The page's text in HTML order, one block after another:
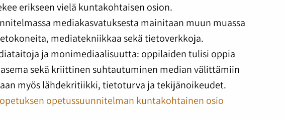
erikseen vielä kuntakohtaisen osion.
mediakasvatuksesta mainitaan muun muassa
mediatekniikkaa sekä tietoverkkoja.
ja monimediaalisuutta: oppilaiden tulisi oppia
sekä kriittinen suhtautuminen median välittämiin
myös lähdekritiikki, tietoturva ja tekijänoikeudet.
opetussuunnitelman kuntakohtainen osio